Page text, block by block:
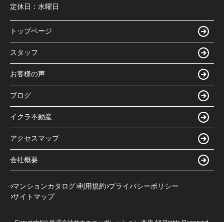
定休日： 水曜日
トップページ
スタッフ
お客様の声
ブログ
イクラ不動産
アクセスマップ
会社概要
マンションカタログ 利用規約 プライバシーポリシー
サイトマップ